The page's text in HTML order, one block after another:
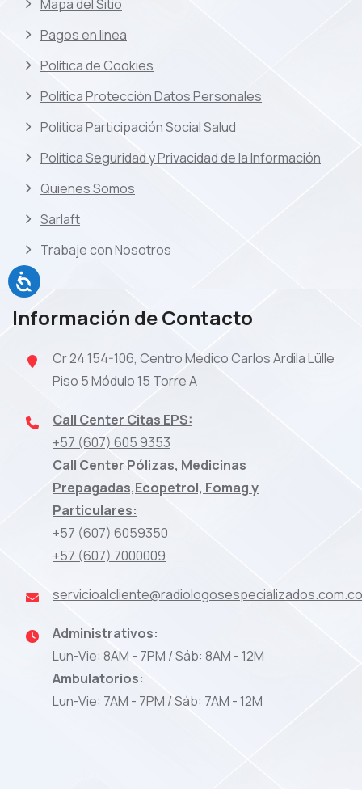
Mapa del Sitio
Pagos en linea
Política de Cookies
Política Protección Datos Personales
Política Participación Social Salud
Política Seguridad y Privacidad de la Información
Quienes Somos
Sarlaft
Trabaje con Nosotros
Información de Contacto
Cr 24 154-106, Centro Médico Carlos Ardila Lülle
Piso 5 Módulo 15 Torre A
Call Center Citas EPS:
+57 (607) 605 9353
Call Center Pólizas, Medicinas
Prepagadas,Ecopetrol, Fomag y
Particulares:
+57 (607) 6059350
+57 (607) 7000009
servicioalcliente@radiologosespecializados.com.co
Administrativos:
Lun-Vie: 8AM - 7PM / Sáb: 8AM - 12M
Ambulatorios:
Lun-Vie: 7AM - 7PM / Sáb: 7AM - 12M